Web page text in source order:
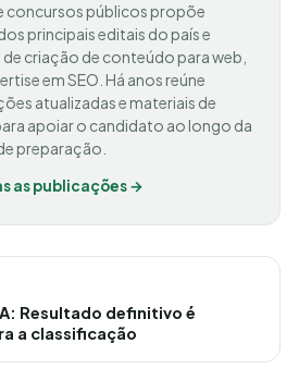
concursos públicos propõe
principais editais do país e
criação de conteúdo para web,
em SEO. Há anos reúne
atualizadas e materiais de
apoiar o candidato ao longo da
preparação.
as publicações →
Post
Resultado definitivo é
a classificação